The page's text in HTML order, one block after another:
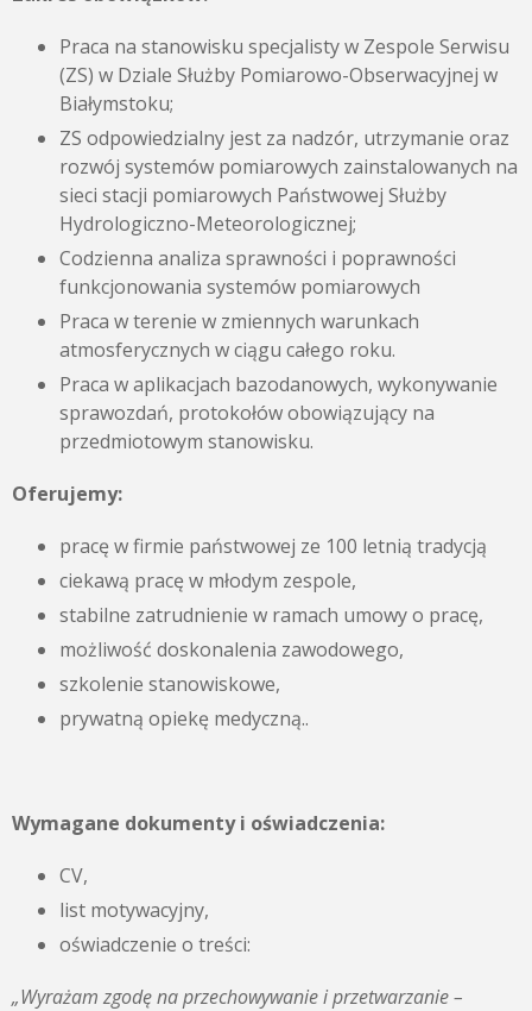
Praca na stanowisku specjalisty w Zespole Serwisu
(ZS) w Dziale Służby Pomiarowo-Obserwacyjnej w
Białymstoku;
ZS odpowiedzialny jest za nadzór, utrzymanie oraz
rozwój systemów pomiarowych zainstalowanych na
sieci stacji pomiarowych Państwowej Służby
Hydrologiczno-Meteorologicznej;
Codzienna analiza sprawności i poprawności
funkcjonowania systemów pomiarowych
Praca w terenie w zmiennych warunkach
atmosferycznych w ciągu całego roku.
Praca w aplikacjach bazodanowych, wykonywanie
sprawozdań, protokołów obowiązujący na
przedmiotowym stanowisku.
Oferujemy:
pracę w firmie państwowej ze 100 letnią tradycją
ciekawą pracę w młodym zespole,
stabilne zatrudnienie w ramach umowy o pracę,
możliwość doskonalenia zawodowego,
szkolenie stanowiskowe,
prywatną opiekę medyczną..
Wymagane dokumenty i oświadczenia:
CV,
list motywacyjny,
oświadczenie o treści:
„Wyrażam zgodę na przechowywanie i przetwarzanie –